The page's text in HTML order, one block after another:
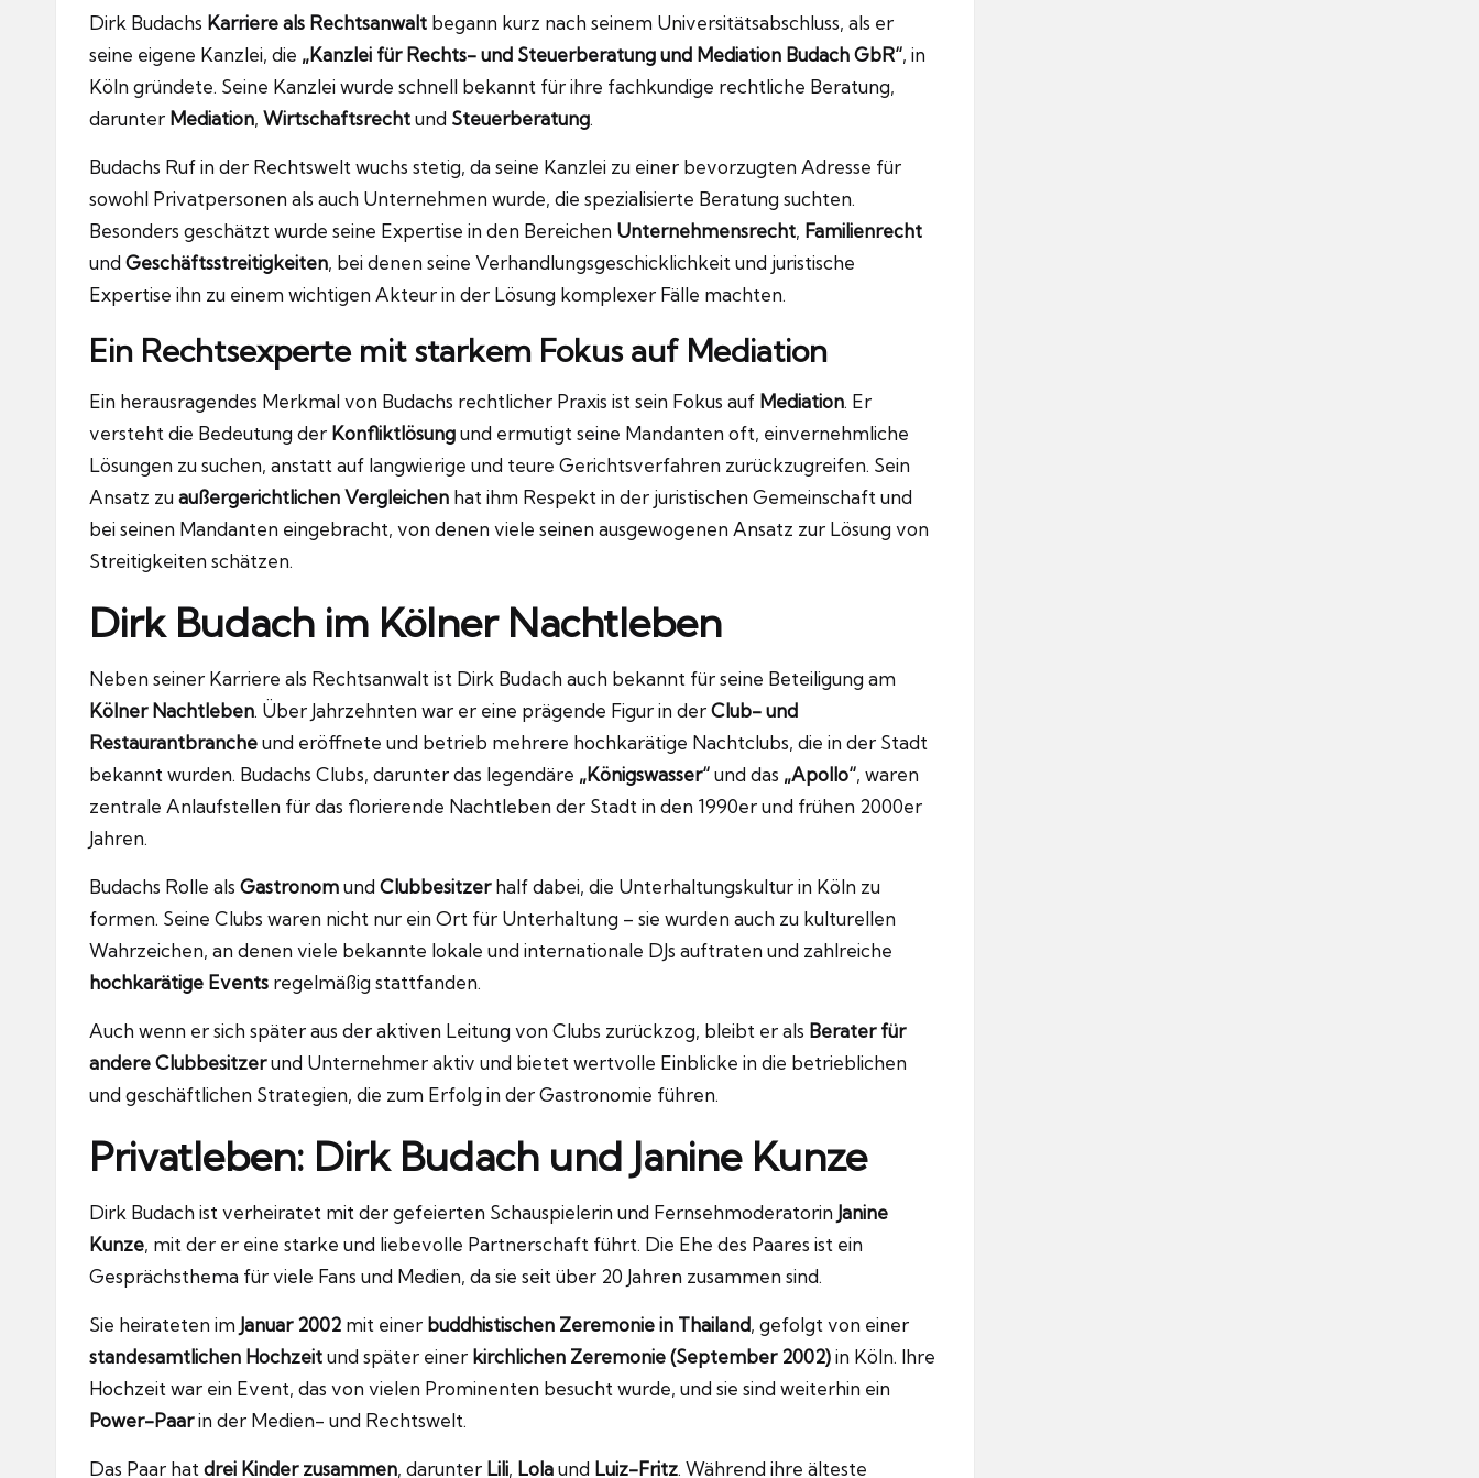
Dirk Budachs Karriere als Rechtsanwalt begann kurz nach seinem Universitätsabschluss, als er
seine eigene Kanzlei, die „Kanzlei für Rechts- und Steuerberatung und Mediation Budach GbR“, in
Köln gründete. Seine Kanzlei wurde schnell bekannt für ihre fachkundige rechtliche Beratung,
darunter Mediation, Wirtschaftsrechtund Steuerberatung.
Budachs Ruf in der Rechtswelt wuchs stetig, da seine Kanzlei zu einer bevorzugten Adresse für
sowohl Privatpersonen als auch Unternehmen wurde, die spezialisierte Beratung suchten.
Besonders geschätzt wurde seine Expertise in den Bereichen Unternehmensrecht, Familienrecht
und Geschäftsstreitigkeiten, bei denen seine Verhandlungsgeschicklichkeit und juristische
Expertise ihn zu einem wichtigen Akteur in der Lösung komplexer Fälle machten.
Ein Rechtsexperte mit starkem Fokus auf Mediation
Ein herausragendes Merkmal von Budachs rechtlicher Praxis ist sein Fokus auf Mediation. Er
versteht die Bedeutung der Konfliktlösungund ermutigt seine Mandanten oft, einvernehmliche
Lösungen zu suchen, anstatt auf langwierige und teure Gerichtsverfahren zurückzugreifen. Sein
Ansatz zu außergerichtlichen Vergleichen hat ihm Respekt in der juristischen Gemeinschaft und
bei seinen Mandanten eingebracht, von denen viele seinen ausgewogenen Ansatz zur Lösung von
Streitigkeiten schätzen.
Dirk Budach im Kölner Nachtleben
Neben seiner Karriere als Rechtsanwalt ist Dirk Budach auch bekannt für seine Beteiligung am
Kölner Nachtleben. Über Jahrzehnten war er eine prägende Figur in derClub- und
Restaurantbrancheund eröffnete und betrieb mehrere hochkarätige Nachtclubs, die in der Stadt
bekannt wurden. Budachs Clubs, darunter das legendäre „Königswasser“und das „Apollo“, waren
zentrale Anlaufstellen für das florierende Nachtleben der Stadt in den 1990er und frühen 2000er
Jahren.
Budachs Rolle als Gastronomund Clubbesitzerhalf dabei, die Unterhaltungskultur in Köln zu
formen. Seine Clubs waren nicht nur ein Ort für Unterhaltung – sie wurden auch zu kulturellen
Wahrzeichen, an denen viele bekannte lokale und internationale DJs auftraten und zahlreiche
hochkarätige Events regelmäßig stattfanden.
Auch wenn er sich später aus der aktiven Leitung von Clubs zurückzog, bleibt er als Berater für
andere Clubbesitzerund Unternehmer aktiv und bietet wertvolle Einblicke in die betrieblichen
und geschäftlichen Strategien, die zum Erfolg in der Gastronomie führen.
Privatleben: Dirk Budach und Janine Kunze
Dirk Budach ist verheiratet mit der gefeierten Schauspielerin und Fernsehmoderatorin Janine
Kunze, mit der er eine starke und liebevolle Partnerschaft führt. Die Ehe des Paares ist ein
Gesprächsthema für viele Fans und Medien, da sie seit über 20 Jahren zusammen sind.
Sie heirateten im Januar 2002 mit einer buddhistischen Zeremonie in Thailand, gefolgt von einer
standesamtlichen Hochzeitund später einer kirchlichen Zeremonie (September 2002)in Köln. Ihre
Hochzeit war ein Event, das von vielen Prominenten besucht wurde, und sie sind weiterhin ein
Power-Paarin der Medien- und Rechtswelt.
Das Paar hat drei Kinder zusammen, darunter Lili, Lolaund Luiz-Fritz. Während ihre älteste